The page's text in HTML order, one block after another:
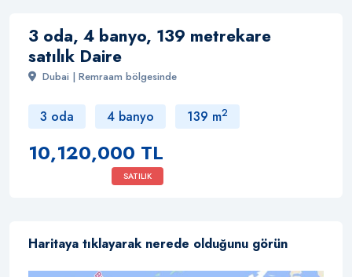
3 oda, 4 banyo, 139 metrekare
satılık Daire
Dubai | Remraam bölgesinde
3 oda 4 banyo 139 m2
10,120,000 TL
SATILIK
Haritaya tıklayarak nerede olduğunu görün